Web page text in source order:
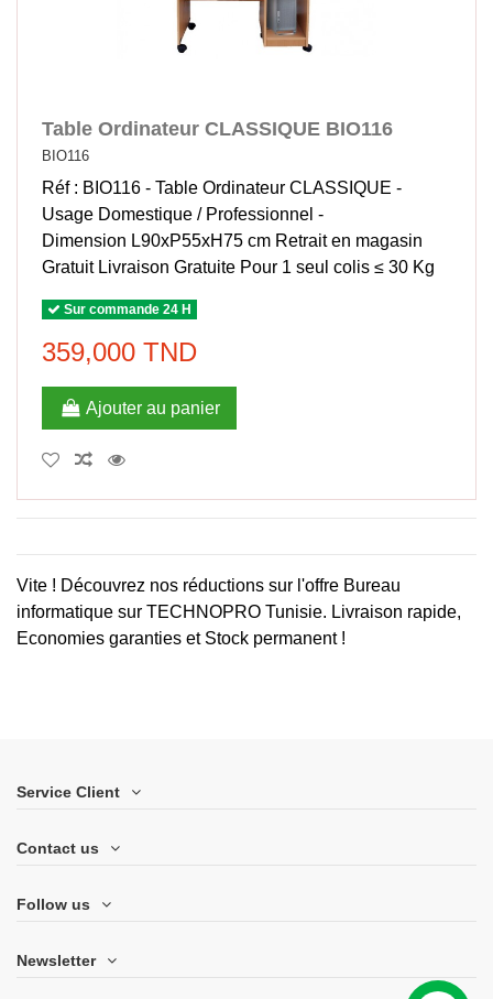
Table Ordinateur CLASSIQUE BIO116
BIO116
Réf : BIO116 - Table Ordinateur CLASSIQUE -
Usage Domestique / Professionnel -
Dimension L90xP55xH75 cm Retrait en magasin
Gratuit Livraison Gratuite Pour 1 seul colis ≤ 30 Kg
Sur commande 24 H
359,000 TND
Ajouter au panier
Vite ! Découvrez nos réductions sur l'offre Bureau
informatique sur TECHNOPRO Tunisie. Livraison rapide,
Economies garanties et Stock permanent !
Service Client
Contact us
Follow us
Newsletter